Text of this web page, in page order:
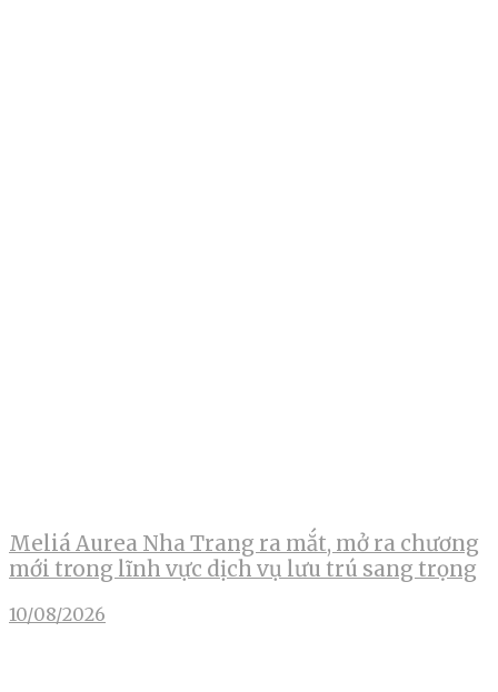
Meliá Aurea Nha Trang ra mắt, mở ra chương
mới trong lĩnh vực dịch vụ lưu trú sang trọng
10/08/2026